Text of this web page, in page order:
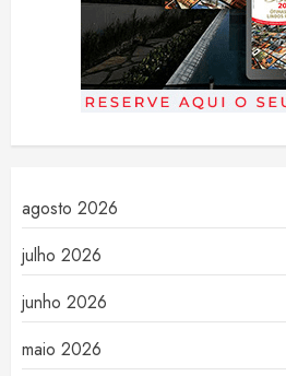
agosto 2026
julho 2026
junho 2026
maio 2026